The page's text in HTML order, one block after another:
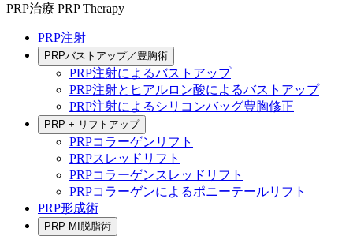
PRP治療 PRP Therapy
PRP注射
PRPバストアップ／豊胸術
PRP注射によるバストアップ
PRP注射とヒアルロン酸によるバストアップ
PRP注射によるシリコンバッグ豊胸修正
PRP + リフトアップ
PRPコラーゲンリフト
PRPスレッドリフト
PRPコラーゲンスレッドリフト
PRPコラーゲンによるポニーテールリフト
PRP形成術
PRP-MI脱脂術